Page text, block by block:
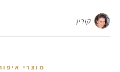
קורין
מוצרי